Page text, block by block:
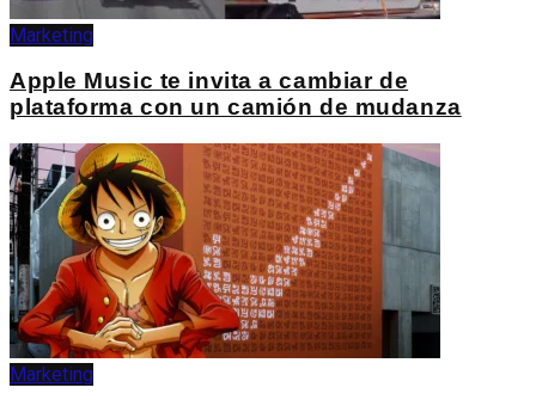
Marketing
Apple Music te invita a cambiar de
plataforma con un camión de mudanza
Marketing